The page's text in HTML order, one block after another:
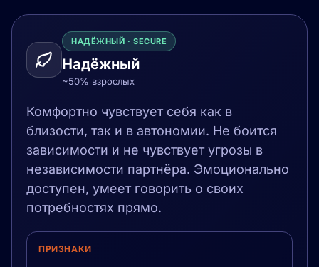
НАДЁЖНЫЙ · SECURE
Надёжный
~50% взрослых
Комфортно чувствует себя как в
близости, так и в автономии. Не боится
зависимости и не чувствует угрозы в
независимости партнёра. Эмоционально
доступен, умеет говорить о своих
потребностях прямо.
ПРИЗНАКИ